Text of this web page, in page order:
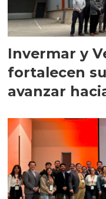
Invermar y
fortalecen
avanzar